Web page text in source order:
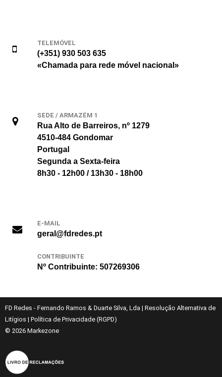
TELEMÓVEL
(+351) 930 503 635
«Chamada para rede móvel nacional»
SEDE / ARMAZÉM 1
Rua Alto de Barreiros, nº 1279
4510-484 Gondomar
Portugal
Segunda a Sexta-feira
8h30 - 12h00 / 13h30 - 18h00
E-MAIL
geral@fdredes.pt
CONTRIBUINTE
Nº Contribuinte: 507269306
FD Redes - Fernando Ramos & Duarte Silva, Lda | Resolução Alternativa de
Litígios | Política de Privacidade (RGPD)
© 2026 Markezone